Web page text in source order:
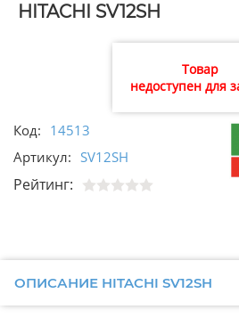
HITACHI SV12SH
Товар
недоступен для
Код: 14513
Артикул: SV12SH
Рейтинг:
ОПИСАНИЕ HITACHI SV12SH